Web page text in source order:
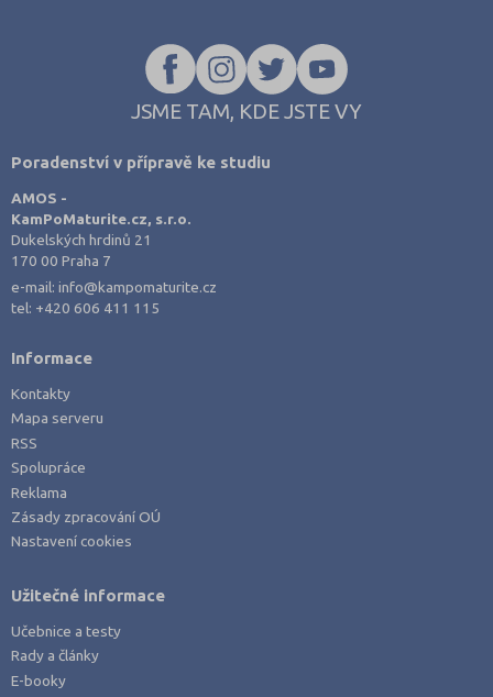
JSME TAM, KDE JSTE VY
Poradenství v přípravě ke studiu
AMOS -
KamPoMaturite.cz, s.r.o.
Dukelských hrdinů 21
170 00 Praha 7
e-mail:info@kampomaturite.cz
tel: +420 606 411 115
Informace
Kontakty
Mapa serveru
RSS
Spolupráce
Reklama
Zásady zpracování OÚ
Nastavení cookies
Užitečné informace
Učebnice a testy
Rady a články
E-booky